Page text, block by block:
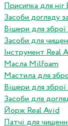
Присипка для ніг
Засоби догляду
Вішери для
Засоби для
Інструмент Real
Масла Milfoam
Мастила для
Вішери для
Засоби для
Йорж Real Avid
Патчі для